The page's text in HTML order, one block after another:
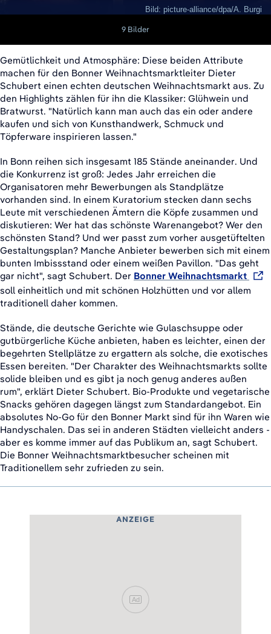
Bild: picture-alliance/dpa/A. Burgi
9 Bilder
Gemütlichkeit und Atmosphäre: Diese beiden Attribute
machen für den Bonner Weihnachtsmarktleiter Dieter
Schubert einen echten deutschen Weihnachtsmarkt aus. Zu
den Highlights zählen für ihn die Klassiker: Glühwein und
Bratwurst. "Natürlich kann man auch das ein oder andere
kaufen und sich von Kunsthandwerk, Schmuck und
Töpferware inspirieren lassen."
In Bonn reihen sich insgesamt 185 Stände aneinander. Und
die Konkurrenz ist groß: Jedes Jahr erreichen die
Organisatoren mehr Bewerbungen als Standplätze
vorhanden sind. In einem Kuratorium stecken dann sechs
Leute mit verschiedenen Ämtern die Köpfe zusammen und
diskutieren: Wer hat das schönste Warenangebot? Wer den
schönsten Stand? Und wer passt zum vorher ausgetüftelten
Gestaltungsplan? Manche Anbieter bewerben sich mit einem
bunten Imbissstand oder einem weißen Pavillon. "Das geht
gar nicht", sagt Schubert. Der Bonner Weihnachtsmarkt
soll einheitlich und mit schönen Holzhütten und vor allem
traditionell daher kommen.
Stände, die deutsche Gerichte wie Gulaschsuppe oder
gutbürgerliche Küche anbieten, haben es leichter, einen der
begehrten Stellplätze zu ergattern als solche, die exotisches
Essen bereiten. "Der Charakter des Weihnachtsmarkts sollte
solide bleiben und es gibt ja noch genug anderes außen
rum", erklärt Dieter Schubert. Bio-Produkte und vegetarische
Snacks gehören dagegen längst zum Standardangebot. Ein
absolutes No-Go für den Bonner Markt sind für ihn Waren wie
Handyschalen. Das sei in anderen Städten vielleicht anders -
aber es komme immer auf das Publikum an, sagt Schubert.
Die Bonner Weihnachtsmarktbesucher scheinen mit
Traditionellem sehr zufrieden zu sein.
ANZEIGE
Ad